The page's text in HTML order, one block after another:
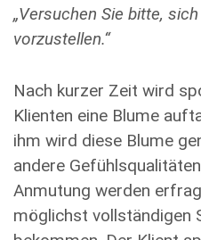
„Versuchen Sie bitte,
vorzustellen.“
Nach kurzer Zeit wird
Klienten eine Blume
ihm wird diese Blume
andere
Anmutung werden
möglichst vollständigen